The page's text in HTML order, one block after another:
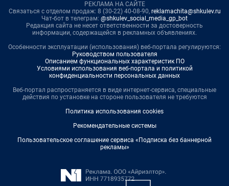
РЕКЛАМА НА САЙТЕ
Связаться с отделом продаж: 8 (30-22) 40-08-90, reklamachita@shkulev.ru
Чат-бот в телеграм: @shkulev_social_media_gp_bot
Редакция сайта не несет ответственности за достоверность
информации, содержащейся в рекламных объявлениях.
Особенности эксплуатации (использования) веб-портала регулируются:
Руководством пользователя
Описанием функциональных характеристик ПО
Условиями использования веб-портала и политикой
конфиденциальности персональных данных
Веб-портал распространяется в виде интернет-сервиса, специальные
действия по установке на стороне пользователя не требуются
Политика использования cookies
Рекомендательные системы
Пользовательское соглашение сервиса «Подписка без баннерной
рекламы»